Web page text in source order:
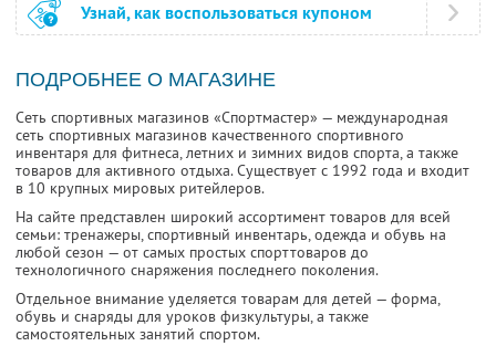
Узнай, как воспользоваться купоном
ПОДРОБНЕЕ О МАГАЗИНЕ
Сеть спортивных магазинов «Спортмастер» — международная
сеть спортивных магазинов качественного спортивного
инвентаря для фитнеса, летних и зимних видов спорта, а также
товаров для активного отдыха. Существует с 1992 года и входит
в 10 крупных мировых ритейлеров.
На сайте представлен широкий ассортимент товаров для всей
семьи: тренажеры, спортивный инвентарь, одежда и обувь на
любой сезон — от самых простых спорттоваров до
технологичного снаряжения последнего поколения.
Отдельное внимание уделяется товарам для детей — форма,
обувь и снаряды для уроков физкультуры, а также
самостоятельных занятий спортом.